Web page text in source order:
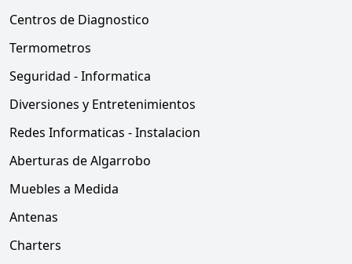
Centros de Diagnostico
Termometros
Seguridad - Informatica
Diversiones y Entretenimientos
Redes Informaticas - Instalacion
Aberturas de Algarrobo
Muebles a Medida
Antenas
Charters